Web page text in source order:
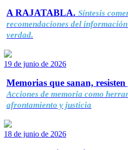
A RAJATABLA. Síntesis
recomendaciones del
verdad.
19 de junio de 2026
Memorias que sanan,
Acciones de memoria como
afrontamiento y justicia
18 de junio de 2026